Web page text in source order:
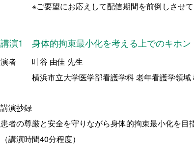
※ご要望にお応えして配信期間を前倒しさせて
講演1 身体的拘束最小化を考える上でのキホン
演者 叶谷 由佳 先生
横浜市立大学医学部看護学科 老年看護学領域
講演抄録
患者の尊厳と安全を守りながら身体的拘束最小化を
（講演時間40分程度）